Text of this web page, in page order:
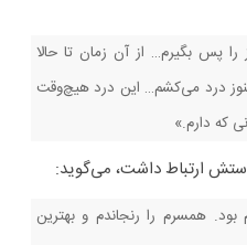
پس بگیرم… از آن زمان تا حالا
درد می‌کشم… این درد هیچ‌وقت
که دارم.»
ارتباط داشت، می‌گوید:
بود. همسرم را رنجاندم و بهترین